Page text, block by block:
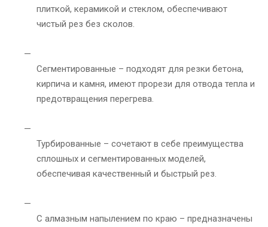
плиткой, керамикой и стеклом, обеспечивают
чистый рез без сколов.
Сегментированные – подходят для резки бетона,
кирпича и камня, имеют прорези для отвода тепла и
предотвращения перегрева.
Турбированные – сочетают в себе преимущества
сплошных и сегментированных моделей,
обеспечивая качественный и быстрый рез.
С алмазным напылением по краю – предназначены